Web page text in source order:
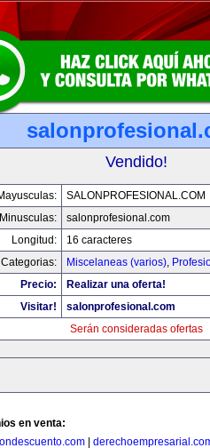
Vendido!
SALONPROFESIONAL.COM
Minusculas:
salonprofesional.com
Longitud:
16 caracteres
Categorias:
Miscelaneas (varios),
Precio:
Realizar una oferta!
Visitar!
salonprofesional.com
Serán consideradas ofertas
en venta: